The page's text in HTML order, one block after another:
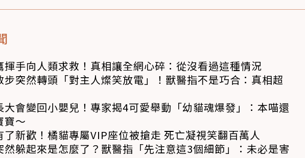
揮手向人類求救！真相讓全網心碎：從沒看過這種情況
步突然轉頭「對主人燦笑放電」！獸醫指不是巧合：真相超
大會變回小嬰兒！專家揭4可愛舉動「幼貓魂爆發」：本喵還
寶～
了新歡！橘貓專屬VIP座位被搶走 死亡凝視笑翻百萬人
然躲起來是怎麼了？獸醫指「先注意這3個細節」：未必是害